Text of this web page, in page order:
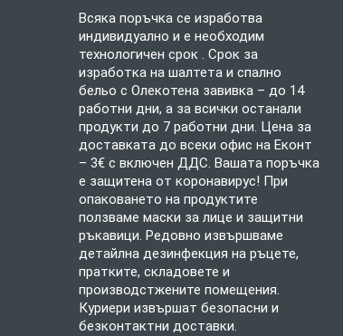
Всяка поръчка се изработва
индивидуално и е необходим
технологичен срок . Срок за
изработка на шалтета и спално
бельо с Олекотена завивка – до 14
работни дни, а за всички останали
продукти до 7 работни дни. Цена за
доставката до всеки офис на Еконт
– 3€ с включен ДДС. Вашата поръчка
е защитена от коронавирус! При
опаковането на продуктите
ползваме маски за лице и защитни
ръкавици. Редовно извършваме
детайлна дезинфекция на ръцете,
пратките, складовете и
производстжените помещения.
Куриери извършат безопасни и
безконтактни доставки.